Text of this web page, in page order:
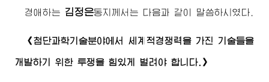
경애하는 김정은동지께서 는 다음과 같이 말씀하시였다.
《첨단과학기술분야에서 세계적경쟁력을 가진 기술들을
개발하기 위한 투쟁을 힘있게 벌려야 합니다.》